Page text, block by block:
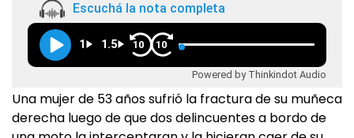
Escuchá la nota completa
1 1.5 10 10
Powered by Thinkindot Audio
Una mujer de 53 años sufrió la fractura de su muñeca
derecha luego de que dos delincuentes a bordo de